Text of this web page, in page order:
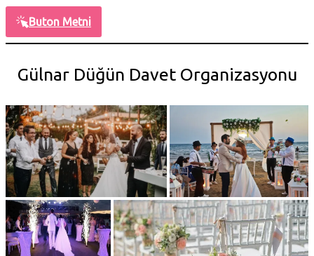
Buton Metni
Gülnar Düğün Davet Organizasyonu